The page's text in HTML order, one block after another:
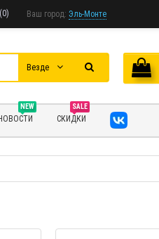
Ваш город: Эль-Монте
Везде
NEW SALE
СКИДКИ